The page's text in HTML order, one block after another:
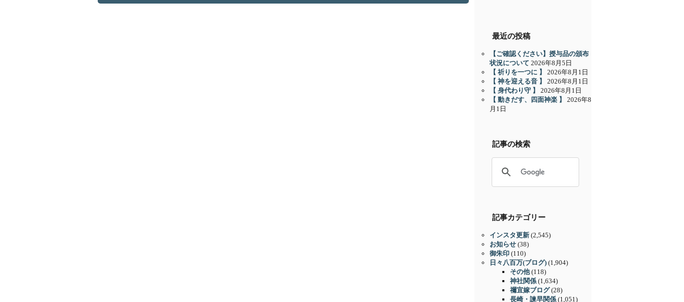
最近の投稿
【ご確認ください】授与品の頒布
状況について 2026年8月5日
【 祈りを一つに 】
2026年8月1日
【 神を迎える音 】
2026年8月1日
【 身代わり守 】
2026年8月1日
【 動きだす、四面神楽 】
2026年8
月1日
記事の検索
記事カテゴリー
インスタ更新 (2,545)
お知らせ (38)
御朱印 (110)
日々八百万(ブログ) (1,904)
その他(118)
神社関係 (1,634)
禰宜嫁ブログ(28)
長崎・諫早関係 (1,051)